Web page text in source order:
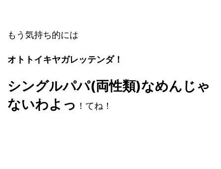
もう気持ち的には
オトトイキヤガレッテンダ！
シングルパパ(両性類)なめんじゃ
ないわよっ ！てね！